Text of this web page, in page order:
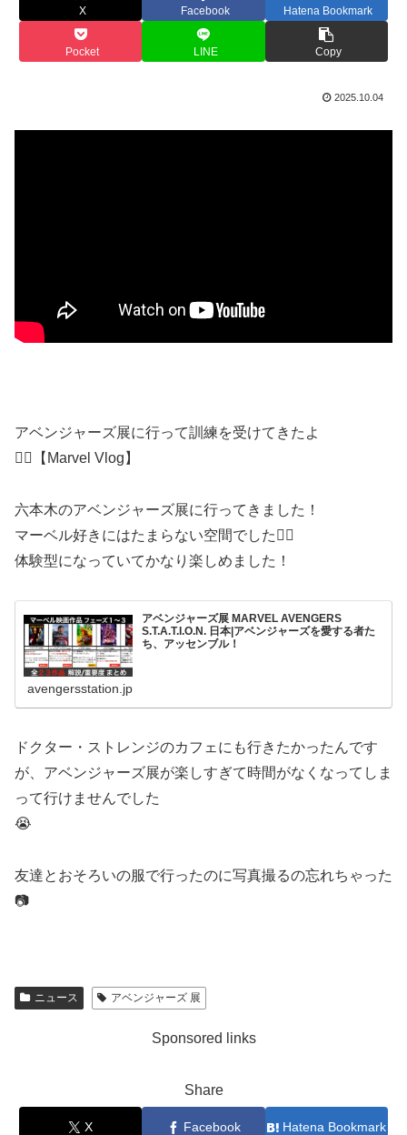
X Facebook Hatena Bookmark
Pocket LINE Copy
2025.10.04
アベンジャーズ展に行って訓練を受けてきたよ
🦸‍♂️【Marvel Vlog】
六本木のアベンジャーズ展に行ってきました！
マーベル好きにはたまらない空間でした🦸‍♂️
体験型になっていてかなり楽しめました！
アベンジャーズ展 MARVEL AVENGERS
S.T.A.T.I.O.N. 日本|アベンジャーズを愛する者た
ち、アッセンブル！
avengersstation.jp
ドクター・ストレンジのカフェにも行きたかったんです
が、アベンジャーズ展が楽しすぎて時間がなくなってしま
って行けませんでした
😭
友達とおそろいの服で行ったのに写真撮るの忘れちゃった
📷
ニュース アベンジャーズ 展
Sponsored links
Share
X Facebook Hatena Bookmark